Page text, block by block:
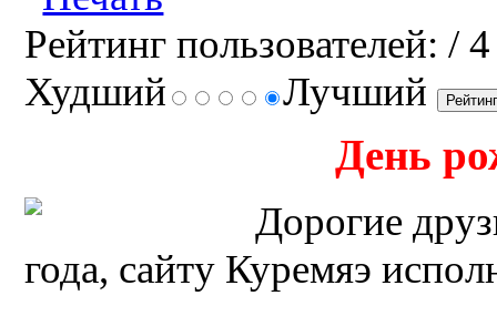
Рейтинг пользователей: / 4
Худший
Лучший
День
Дорогие
года, сайту Куремяэ